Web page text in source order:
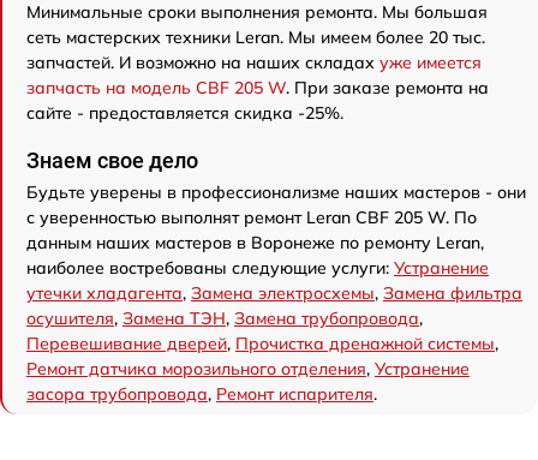
Минимальные сроки выполнения ремонта. Мы большая
сеть мастерских техники Leran. Мы имеем более 20 тыс.
запчастей. И возможно на наших складах уже имеется
запчасть на модель CBF 205 W. При заказе ремонта на
сайте - предоставляется скидка -25%.
Знаем свое дело
Будьте уверены в профессионализме наших мастеров - они
с уверенностью выполнят ремонт Leran CBF 205 W. По
данным наших мастеров в Воронеже по ремонту Leran,
наиболее востребованы следующие услуги: Устранение
утечки хладагента, Замена электросхемы, Замена фильтра
осушителя, Замена ТЭН, Замена трубопровода,
Перевешивание дверей, Прочистка дренажной системы,
Ремонт датчика морозильного отделения, Устранение
засора трубопровода, Ремонт испарителя.